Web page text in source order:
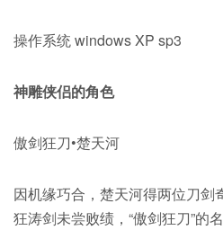
操作系统 windows XP sp3
神雕侠侣的角色
傲剑狂刀•楚天河
因机缘巧合，楚天河得两位刀剑
狂涛剑未尝败绩，“傲剑狂刀”的